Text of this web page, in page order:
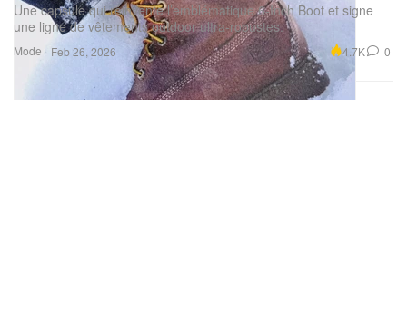
Mode
Une capsule qui réinvente l’emblématique 6-Inch Boot et signe
une ligne de vêtements outdoor ultra-robustes.
Feb 26, 2026 4.7K 0